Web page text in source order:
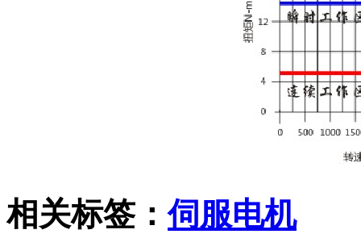
相关标签：伺服电机